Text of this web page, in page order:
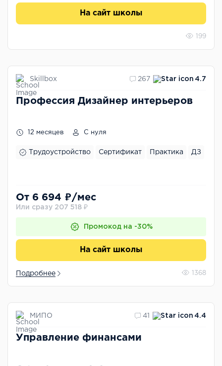
На сайт школы
199
Skillbox 267 4.7
Профессия Дизайнер интерьеров
12 месяцев С нуля
Трудоустройство Сертификат Практика ДЗ
От 6 694 ₽/мес
Или сразу 207 518 ₽
Промокод на -30%
На сайт школы
Подробнее 1368
МИПО 41 4.4
Управление финансами